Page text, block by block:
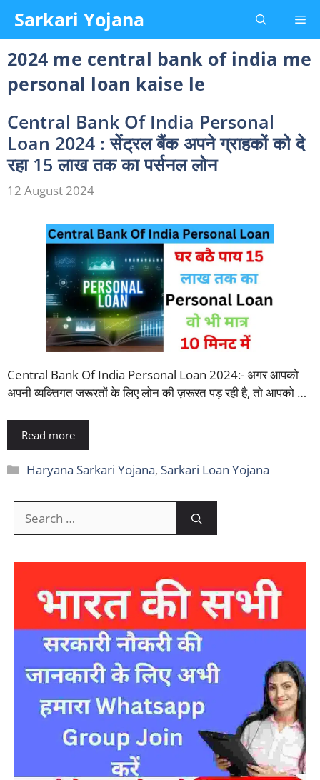
content
Sarkari Yojana
2024 me central bank of india me
personal loan kaise le
Central Bank Of India Personal
Loan 2024 : सेंट्रल बैंक अपने ग्राहकों को दे
रहा 15 लाख तक का पर्सनल लोन
12 August 2024
Central Bank Of India Personal Loan 2024:- अगर आपको
अपनी व्यक्तिगत जरूरतों के लिए लोन की ज़रूरत पड़ रही है, तो आपको …
Read more
Categories
Haryana Sarkari Yojana, Sarkari Loan Yojana
for: